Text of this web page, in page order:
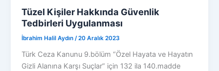
Tüzel Kişiler Hakkında Güvenlik
Tedbirleri Uygulanması
İbrahim Halil Aydın/20 Aralık 2023
Türk Ceza Kanunu 9.bölüm “Özel Hayata ve Hayatın
Gizli Alanına Karşı Suçlar” için 132 ila 140.madde